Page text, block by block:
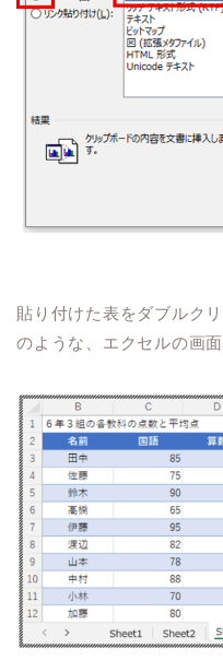
貼り付けた表をダブルク
のような、エクセルの画面